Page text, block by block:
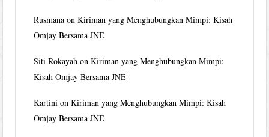
Rusmana onKiriman yang Menghubungkan Mimpi: Kisah
Omjay Bersama JNE
Siti Rokayah onKiriman yang Menghubungkan Mimpi:
Kisah Omjay Bersama JNE
Kartini onKiriman yang Menghubungkan Mimpi: Kisah
Omjay Bersama JNE